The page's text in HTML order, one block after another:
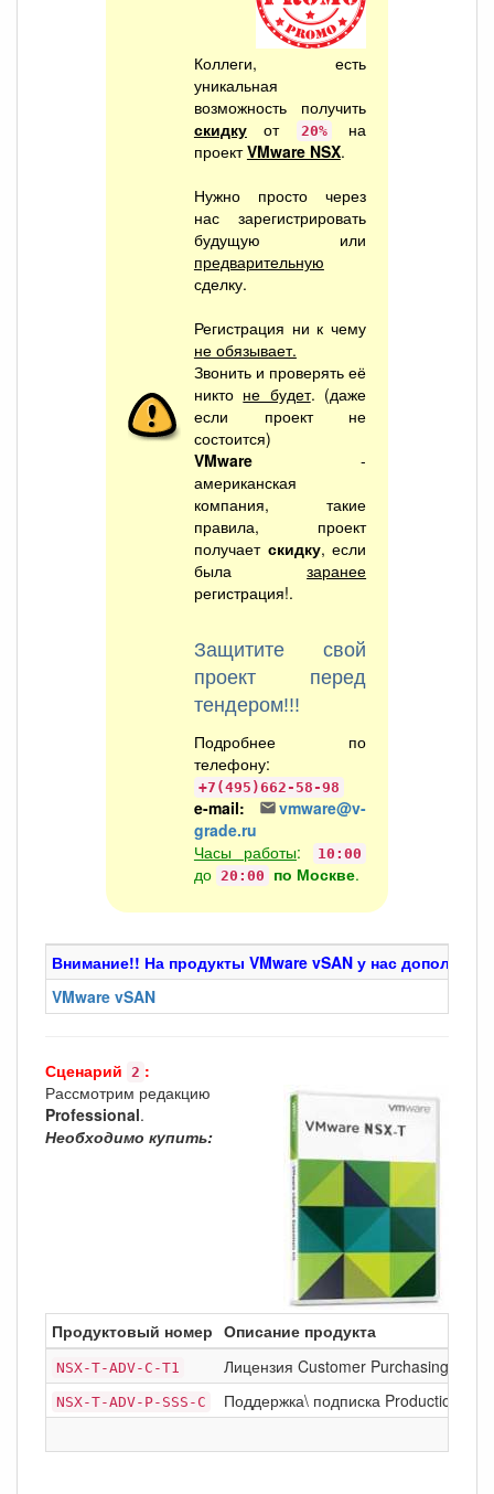
Коллеги, есть
уникальная
возможность получить
скидкуот 20% на
проектVMware NSX.
Нужно просто через
нас зарегистрировать
будущую или
предварительную
сделку.
Регистрация ни к чему
не обязывает.
Звонить и проверять её
никто не будет. (даже
если проект не
состоится)
VMware-
американская
компания, такие
правила, проект
получает скидку, если
былазаранее
регистрация!.
Защитите свой
проект перед
тендером!!!
Подробнее по
телефону:
+7(495)662-58-98
e-mail:
vmware@v-
grade.ru
Часы работы: 10:00
до 20:00 по Москве.
Внимание!! На продукты VMware vSAN у нас
VMware vSAN
Сценарий 2 :
Рассмотрим редакцию
Professional.
Необходимо купить:
Продуктовый номер Описание продукта
NSX-T-ADV-C-T1 Лицензия Customer Purchasing
NSX-T-ADV-P-SSS-C Поддержка\ подписка Production